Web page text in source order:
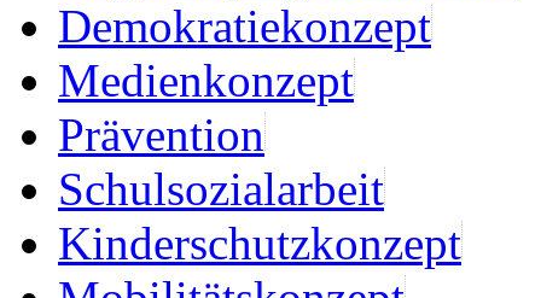
Demokratiekonzept
Medienkonzept
Prävention
Schulsozialarbeit
Kinderschutzkonzept